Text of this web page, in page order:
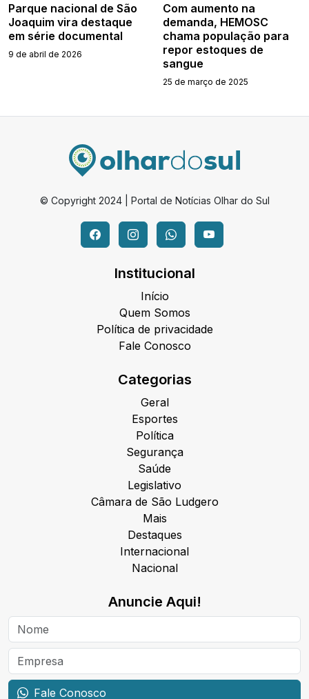
Parque nacional de São
Joaquim vira destaque
em série documental
9 de abril de 2026
Com aumento na
demanda, HEMOSC
chama população para
repor estoques de
sangue
25 de março de 2025
© Copyright 2024 | Portal de Notícias Olhar do Sul
Institucional
Início
Quem Somos
Política de privacidade
Fale Conosco
Categorias
Geral
Esportes
Política
Segurança
Saúde
Legislativo
Câmara de São Ludgero
Mais
Destaques
Internacional
Nacional
Anuncie Aqui!
Fale Conosco